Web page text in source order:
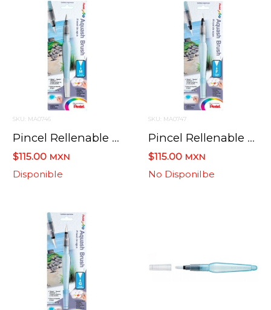
SKU: MA0746
Pincel Rellenable Aqua Brush Pentel Mediano Frhbp-M
$115.00 MXN
Disponible
SKU: MA0747
Pincel Rellenable Aqua Brush Pentel Fino Frhbp-F
$115.00 MXN
No Disponilbe